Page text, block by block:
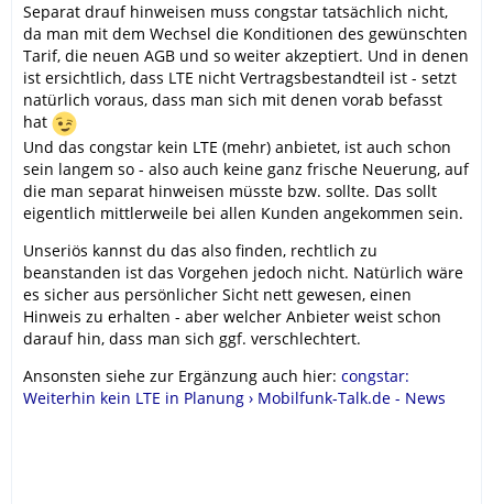
Separat drauf hinweisen muss congstar tatsächlich nicht,
da man mit dem Wechsel die Konditionen des gewünschten
Tarif, die neuen AGB und so weiter akzeptiert. Und in denen
ist ersichtlich, dass LTE nicht Vertragsbestandteil ist - setzt
natürlich voraus, dass man sich mit denen vorab befasst
hat
Und das congstar kein LTE (mehr) anbietet, ist auch schon
sein langem so - also auch keine ganz frische Neuerung, auf
die man separat hinweisen müsste bzw. sollte. Das sollt
eigentlich mittlerweile bei allen Kunden angekommen sein.
Unseriös kannst du das also finden, rechtlich zu
beanstanden ist das Vorgehen jedoch nicht. Natürlich wäre
es sicher aus persönlicher Sicht nett gewesen, einen
Hinweis zu erhalten - aber welcher Anbieter weist schon
darauf hin, dass man sich ggf. verschlechtert.
Ansonsten siehe zur Ergänzung auch hier: congstar:
Weiterhin kein LTE in Planung › Mobilfunk-Talk.de - News